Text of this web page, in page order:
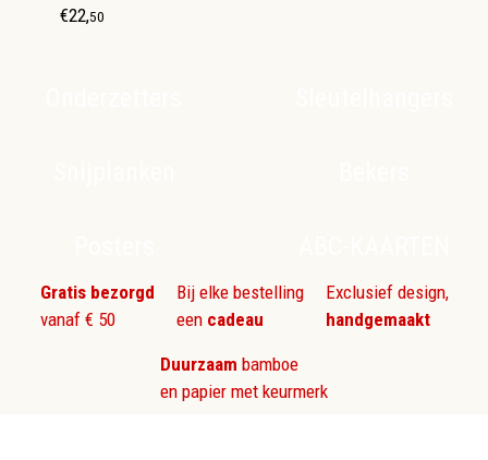
€22,50
Gratis bezorgd
vanaf € 50
Bij elke bestelling
een cadeau
Exclusief design,
handgemaakt
Duurzaam bamboe
en papier met keurmerk